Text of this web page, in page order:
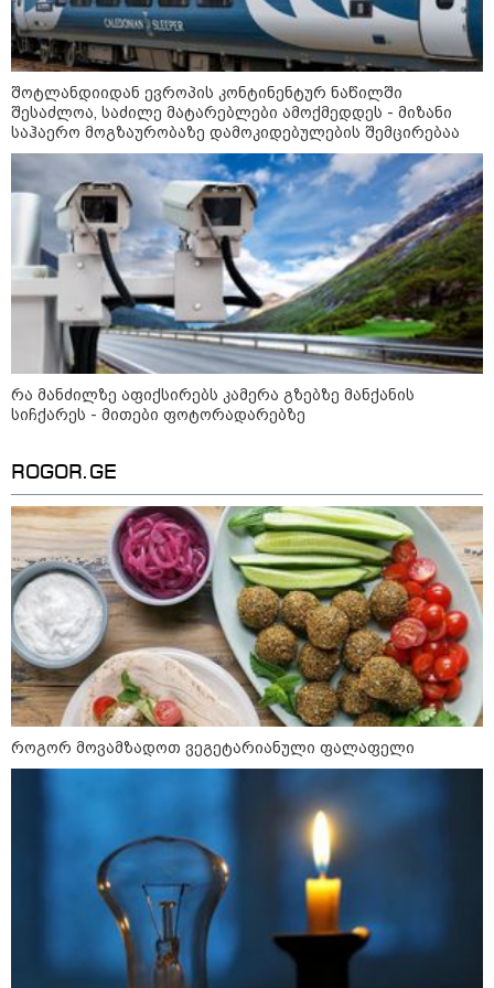
ნია იმნაძეს და ანასტასია
წარედგინათ - რამდენ წლიანი
პატიმრობა ემუქრებათ
არასრულწლოვნებს?
რა გახდა “სამგორის” მეტროში
სტუდენტის გარდაცვალების
მიზეზი - ცნობილია ექსპერტიზის
პასუხი
Faceამბები
"დადგება დრო და თქვენი დღევანდელი
"პოსტაობა" საკუთარ თავთან
შეგარცხვენთ... თქვენი შეცდომა არის
დანაშაულის ტოლფასი" - ეკა კუპატაძე
ნანუკა ჟორჟოლიანს
შოტლანდიიდან ევროპის კონტინენტურ ნაწილში
შესაძლოა, საძილე მატარებლები ამოქმედდეს - მიზანი
საჰაერო მოგზაურობაზე დამოკიდებულების შემცირებაა
რა მანძილზე აფიქსირებს კამერა გზებზე მანქანის
სიჩქარეს - მითები ფოტორადარებზე
ROGOR.GE
როგორ მოვამზადოთ ვეგეტარიანული ფალაფელი